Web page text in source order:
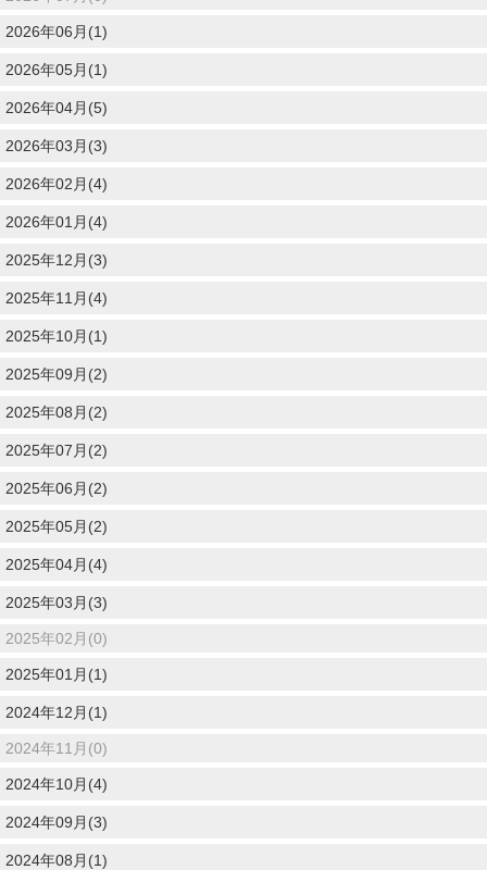
2026年06月(1)
2026年05月(1)
2026年04月(5)
2026年03月(3)
2026年02月(4)
2026年01月(4)
2025年12月(3)
2025年11月(4)
2025年10月(1)
2025年09月(2)
2025年08月(2)
2025年07月(2)
2025年06月(2)
2025年05月(2)
2025年04月(4)
2025年03月(3)
2025年02月(0)
2025年01月(1)
2024年12月(1)
2024年11月(0)
2024年10月(4)
2024年09月(3)
2024年08月(1)